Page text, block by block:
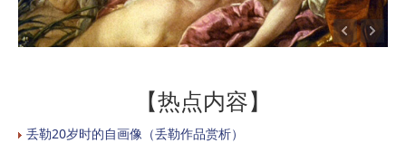
【热点内容】
丢勒20岁时的自画像（丢勒作品赏析）